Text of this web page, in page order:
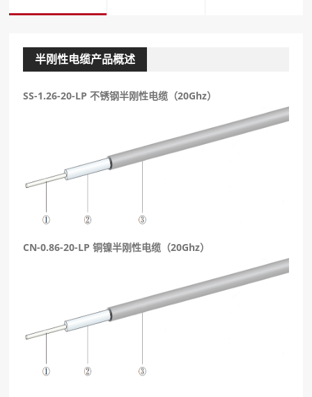
半刚性电缆产品概述
SS-1.26-20-LP 不锈钢半刚性电缆（20Ghz）
CN-0.86-20-LP 铜镍半刚性电缆（20Ghz）